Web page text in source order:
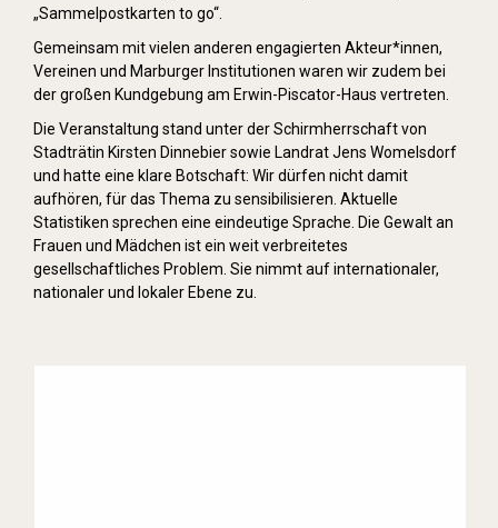
„Sammelpostkarten to go“.
Gemeinsam mit vielen anderen engagierten Akteur*innen,
Vereinen und Marburger Institutionen waren wir zudem bei
der großen Kundgebung am Erwin-Piscator-Haus vertreten.
Die Veranstaltung stand unter der Schirmherrschaft von
Stadträtin Kirsten Dinnebier sowie Landrat Jens Womelsdorf
und hatte eine klare Botschaft: Wir dürfen nicht damit
aufhören, für das Thema zu sensibilisieren. Aktuelle
Statistiken sprechen eine eindeutige Sprache. Die Gewalt an
Frauen und Mädchen ist ein weit verbreitetes
gesellschaftliches Problem. Sie nimmt auf internationaler,
nationaler und lokaler Ebene zu.